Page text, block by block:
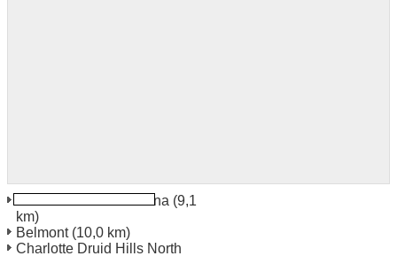
Charlotte North Carolina (9,1
km)
Belmont(10,0 km)
Charlotte Druid Hills North